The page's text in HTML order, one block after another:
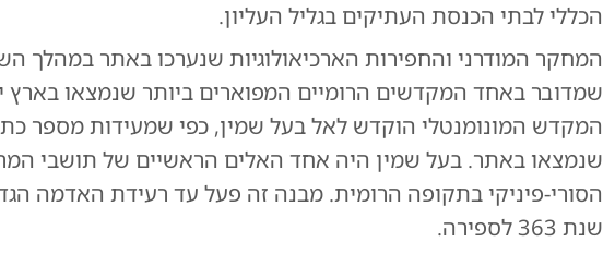
הכללי לבתי הכנסת העתיקים בגליל העליון.
המחקר המודרני והחפירות הארכיאולוגיות שנערכו באתר במהלך
שמדובר באחד המקדשים הרומיים המפוארים ביותר שנמצאו בארץ
המקדש המונומנטלי הוקדש לאל בעל שמין, כפי שמעידות מספר
שנמצאו באתר. בעל שמין היה אחד האלים הראשיים של תושבי
הסורי-פיניקי בתקופה הרומית. מבנה זה פעל עד רעידת האדמה
שנת 363 לספירה.